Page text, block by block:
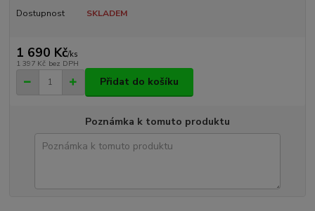
Dostupnost SKLADEM
1 690 Kč/ks
1 397 Kč bez DPH
Přidat do košíku
Poznámka k tomuto produktu